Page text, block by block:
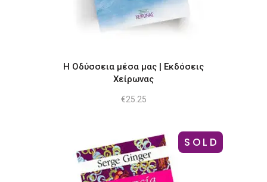
Η Οδύσσεια μέσα μας | Εκδόσεις
Χείρωνας
€25.25
SOLD